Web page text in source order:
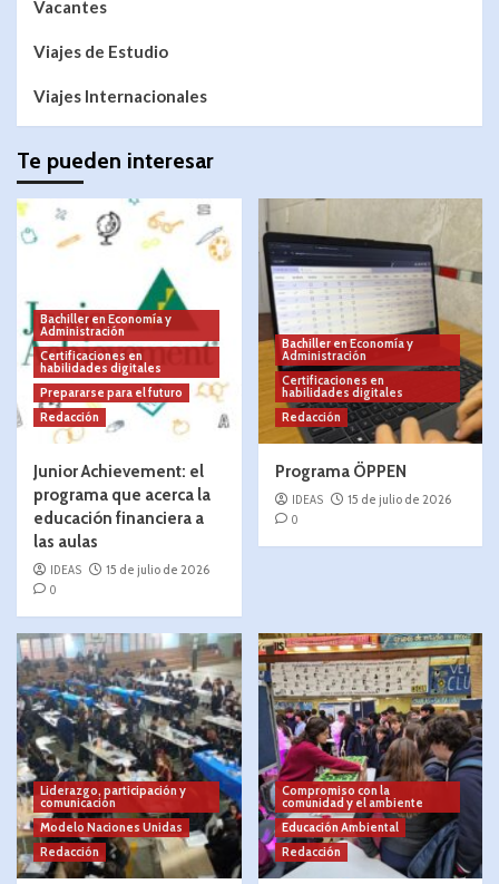
Vacantes
Viajes de Estudio
Viajes Internacionales
Te pueden interesar
Bachiller en Economía y
Administración
Certificaciones en
habilidades digitales
Prepararse para el futuro
Redacción
Junior Achievement: el
programa que acerca la
educación financiera a
las aulas
IDEAS
15 de julio de 2026
0
Bachiller en Economía y
Administración
Certificaciones en
habilidades digitales
Redacción
Programa ÖPPEN
IDEAS
15 de julio de 2026
0
Liderazgo, participación y
comunicación
Modelo Naciones Unidas
Redacción
Compromiso con la
comunidad y el ambiente
Educación Ambiental
Redacción